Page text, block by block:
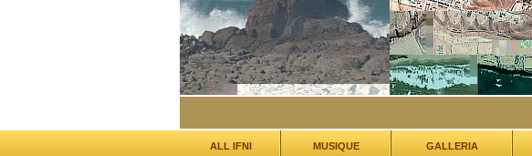
ALL IFNI MUSIQUE GALLERIA